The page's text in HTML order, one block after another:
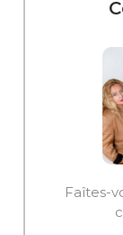
Faîtes-